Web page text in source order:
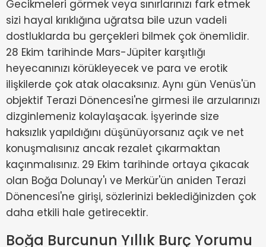
Gecikmeleri görmek veya sınırlarınızı fark etmek
sizi hayal kırıklığına uğratsa bile uzun vadeli
dostluklarda bu gerçekleri bilmek çok önemlidir.
28 Ekim tarihinde Mars-Jüpiter karşıtlığı
heyecanınızı körükleyecek ve para ve erotik
ilişkilerde çok atak olacaksınız. Aynı gün Venüs'ün
objektif Terazi Dönencesi'ne girmesi ile arzularınızı
dizginlemeniz kolaylaşacak. İşyerinde size
haksızlık yapıldığını düşünüyorsanız açık ve net
konuşmalısınız ancak rezalet çıkarmaktan
kaçınmalısınız. 29 Ekim tarihinde ortaya çıkacak
olan Boğa Dolunay'ı ve Merkür'ün aniden Terazi
Dönencesi'ne girişi, sözlerinizi beklediğinizden çok
daha etkili hale getirecektir.
Boğa Burcunun Yıllık Burç Yorumu